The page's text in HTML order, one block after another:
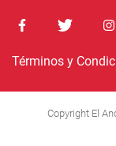
Términos y
Copyright El